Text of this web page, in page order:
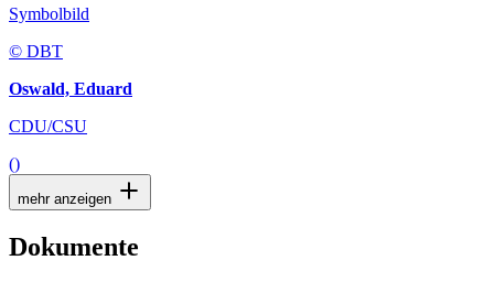
Symbolbild
© DBT
Oswald, Eduard
CDU/CSU
()
mehr anzeigen
Dokumente